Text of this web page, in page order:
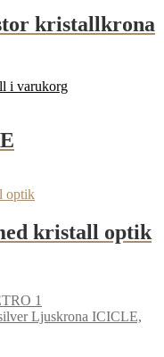
kristallkrona
kr.
i varukorg
kristall optik
1
Ljuskrona ICICLE,